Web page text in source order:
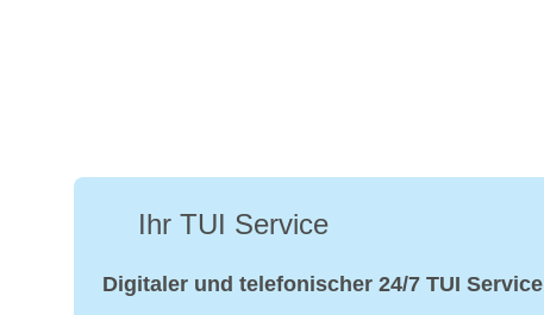
Ihr TUI Service
Digitaler und telefonischer 24/7 TUI Service